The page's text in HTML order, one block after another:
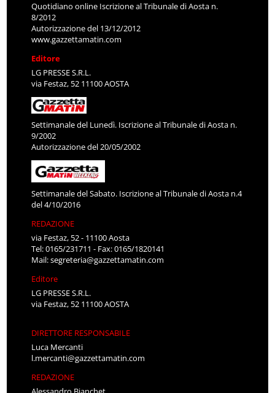
Quotidiano online Iscrizione al Tribunale di Aosta n.
8/2012
Autorizzazione del 13/12/2012
www.gazzettamatin.com
Editore
LG PRESSE S.R.L.
via Festaz, 52 11100 AOSTA
Settimanale del Lunedì. Iscrizione al Tribunale di Aosta n.
9/2002
Autorizzazione del 20/05/2002
Settimanale del Sabato. Iscrizione al Tribunale di Aosta n.4
del 4/10/2016
REDAZIONE
via Festaz, 52 - 11100 Aosta
Tel: 0165/231711 - Fax: 0165/1820141
Mail:segreteria@gazzettamatin.com
Editore
LG PRESSE S.R.L.
via Festaz, 52 11100 AOSTA
DIRETTORE RESPONSABILE
Luca Mercanti
l.mercanti@gazzettamatin.com
REDAZIONE